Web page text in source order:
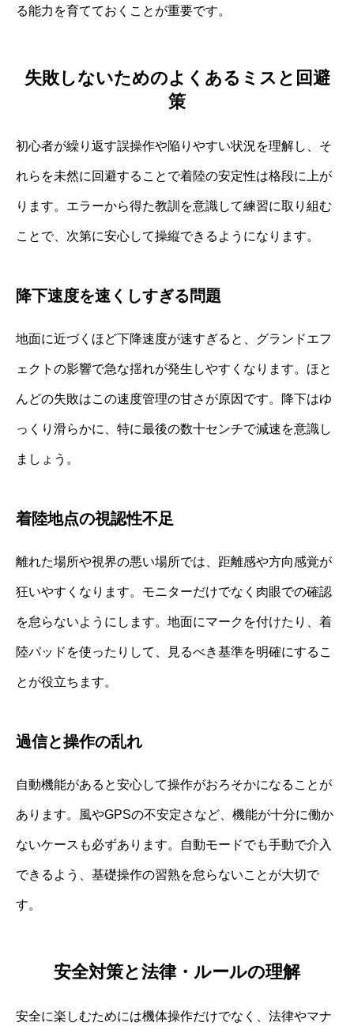
る能力を育てておくことが重要です。
失敗しないためのよくあるミスと回避
策
初心者が繰り返す誤操作や陥りやすい状況を理解し、そ
れらを未然に回避することで着陸の安定性は格段に上が
ります。エラーから得た教訓を意識して練習に取り組む
ことで、次第に安心して操縦できるようになります。
降下速度を速くしすぎる問題
地面に近づくほど下降速度が速すぎると、グランドエフ
ェクトの影響で急な揺れが発生しやすくなります。ほと
んどの失敗はこの速度管理の甘さが原因です。降下はゆ
っくり滑らかに、特に最後の数十センチで減速を意識し
ましょう。
着陸地点の視認性不足
離れた場所や視界の悪い場所では、距離感や方向感覚が
狂いやすくなります。モニターだけでなく肉眼での確認
を怠らないようにします。地面にマークを付けたり、着
陸パッドを使ったりして、見るべき基準を明確にするこ
とが役立ちます。
過信と操作の乱れ
自動機能があると安心して操作がおろそかになることが
あります。風やGPSの不安定さなど、機能が十分に働か
ないケースも必ずあります。自動モードでも手動で介入
できるよう、基礎操作の習熟を怠らないことが大切で
す。
安全対策と法律・ルールの理解
安全に楽しむためには機体操作だけでなく、法律やマナ